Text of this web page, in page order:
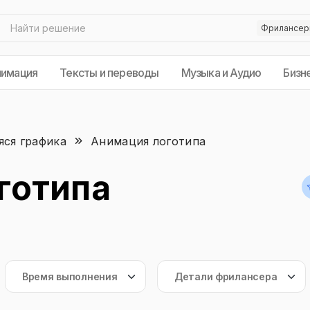
Тексты и переводы Музыка и Аудио
графика Анимация логотипа